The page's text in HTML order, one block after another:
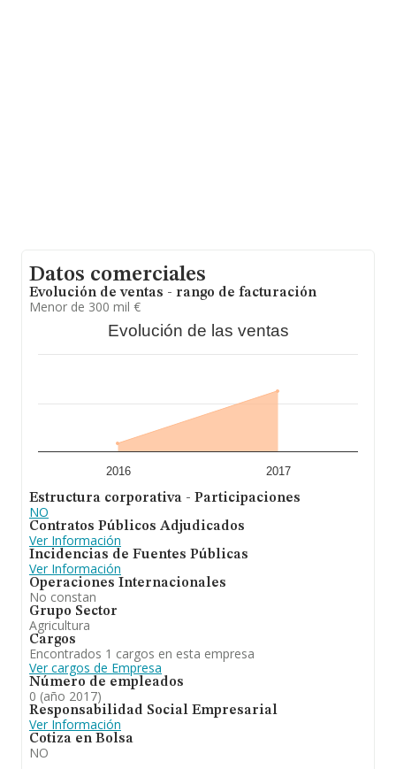
Datos comerciales
Evolución de ventas - rango de facturación
Menor de 300 mil €
Evolución de las ventas
2016 2017
Estructura corporativa - Participaciones
NO
Contratos Públicos Adjudicados
Ver Información
Incidencias de Fuentes Públicas
Ver Información
Operaciones Internacionales
No constan
Grupo Sector
Agricultura
Cargos
Encontrados 1 cargos en esta empresa
Ver cargos de Empresa
Número de empleados
0 (año 2017)
Responsabilidad Social Empresarial
Ver Información
Cotiza en Bolsa
NO